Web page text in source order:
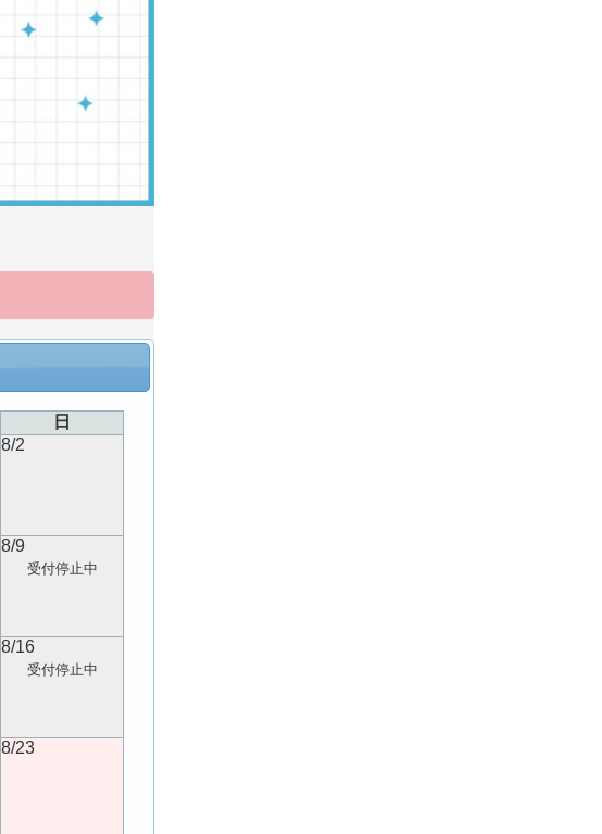
日
8/2
8/9
受付停止中
8/16
受付停止中
8/23